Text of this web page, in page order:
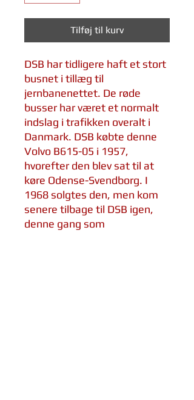
Tilføj til kurv
DSB har tidligere haft et stort
busnet i tillæg til
jernbanenettet. De røde
busser har været et normalt
indslag i trafikken overalt i
Danmark. DSB købte denne
Volvo B615-05 i 1957,
hvorefter den blev sat til at
køre Odense-Svendborg. I
1968 solgtes den, men kom
senere tilbage til DSB igen,
denne gang som